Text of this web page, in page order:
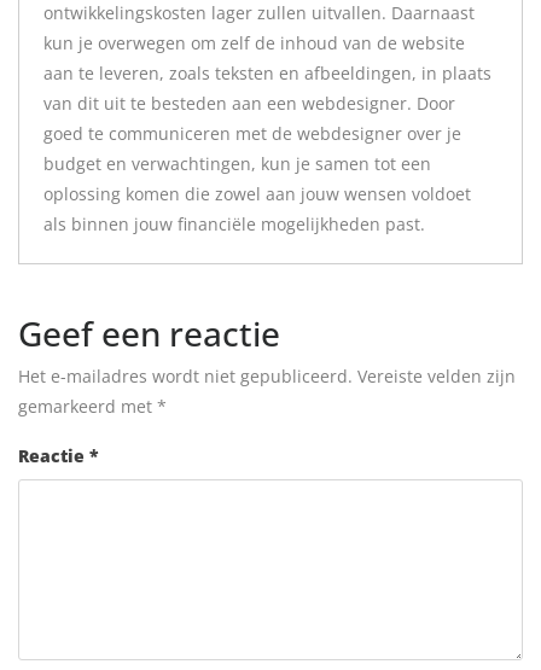
ontwikkelingskosten lager zullen uitvallen. Daarnaast
kun je overwegen om zelf de inhoud van de website
aan te leveren, zoals teksten en afbeeldingen, in plaats
van dit uit te besteden aan een webdesigner. Door
goed te communiceren met de webdesigner over je
budget en verwachtingen, kun je samen tot een
oplossing komen die zowel aan jouw wensen voldoet
als binnen jouw financiële mogelijkheden past.
Geef een reactie
Het e-mailadres wordt niet gepubliceerd. Vereiste velden zijn
gemarkeerd met *
Reactie *